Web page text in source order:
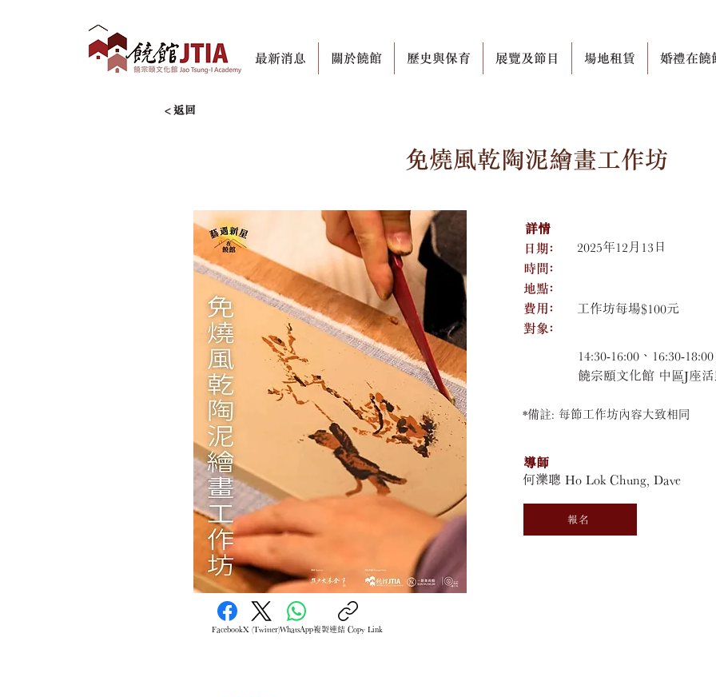
最新消息 關於饒館 歷史與保育 展覽及節目 場地租賃 婚禮在饒
< 返回
免燒風乾陶泥繪畫工作坊
工作坊每場$100元
*備註: 每節工作坊內容大致相同
導師
何濼聰 Ho Lok Chung, Dave
報名
日期﹕
​時間﹕
​地點﹕
​費用﹕
​對象﹕
2025年12月13日
14:30-16:00、16:30-18:00
饒宗頤文化館 中區J座
詳情
FacebookX (Twitter)WhatsApp複製連結 Copy Link